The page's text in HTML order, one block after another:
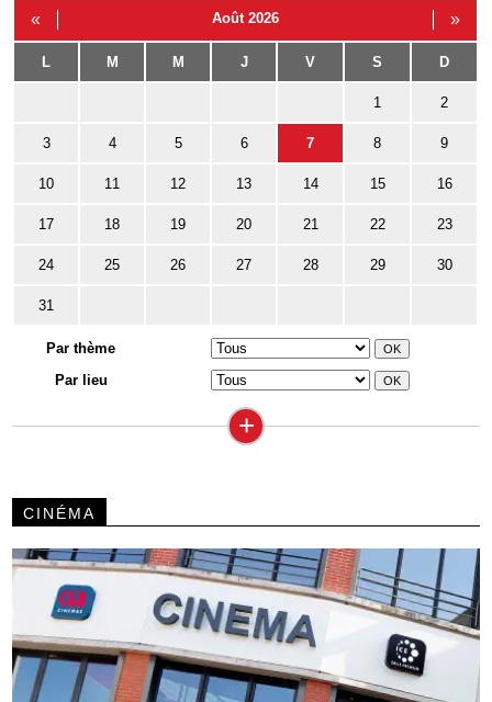
« Août 2026 »
L M M J V S D
1 2
3 4 5 6 7 8 9
10 11 12 13 14 15 16
17 18 19 20 21 22 23
24 25 26 27 28 29 30
31
Par thème
Par lieu
+
CINÉMA